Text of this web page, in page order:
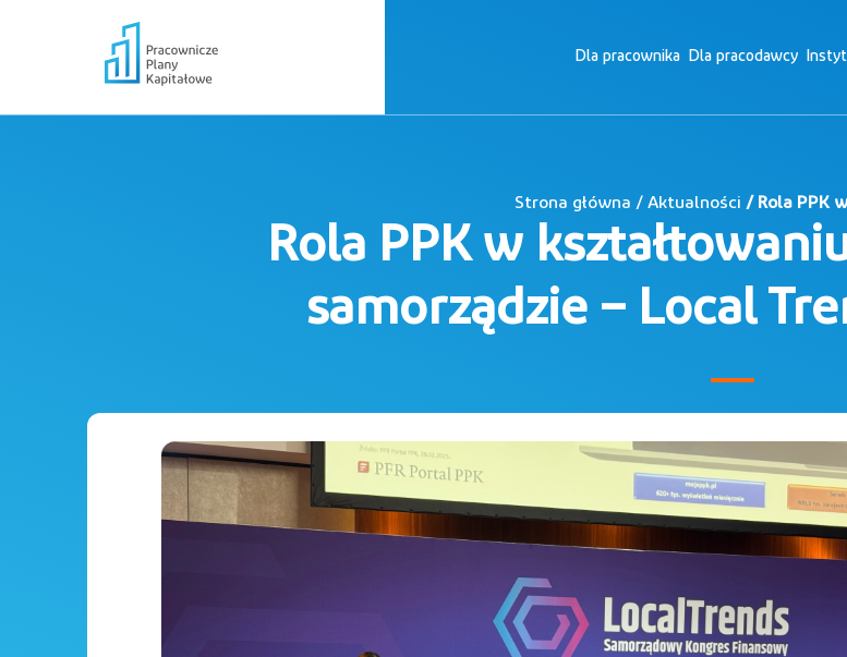
Dla pracownika Dla pracodawcy
Strona główna / Aktualności / Rola PPK
Rola PPK w
samorządzie – Local